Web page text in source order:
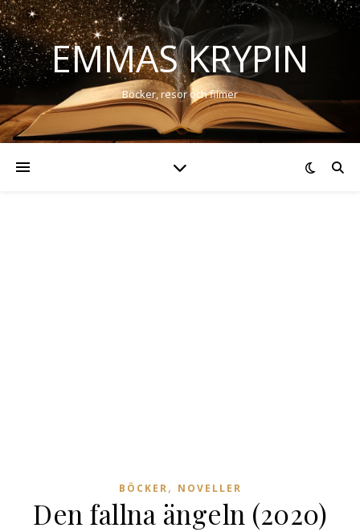
EMMAS KRYPIN
Böcker, resor och filmer
BÖCKER, NOVELLER
Den fallna ängeln (2020)